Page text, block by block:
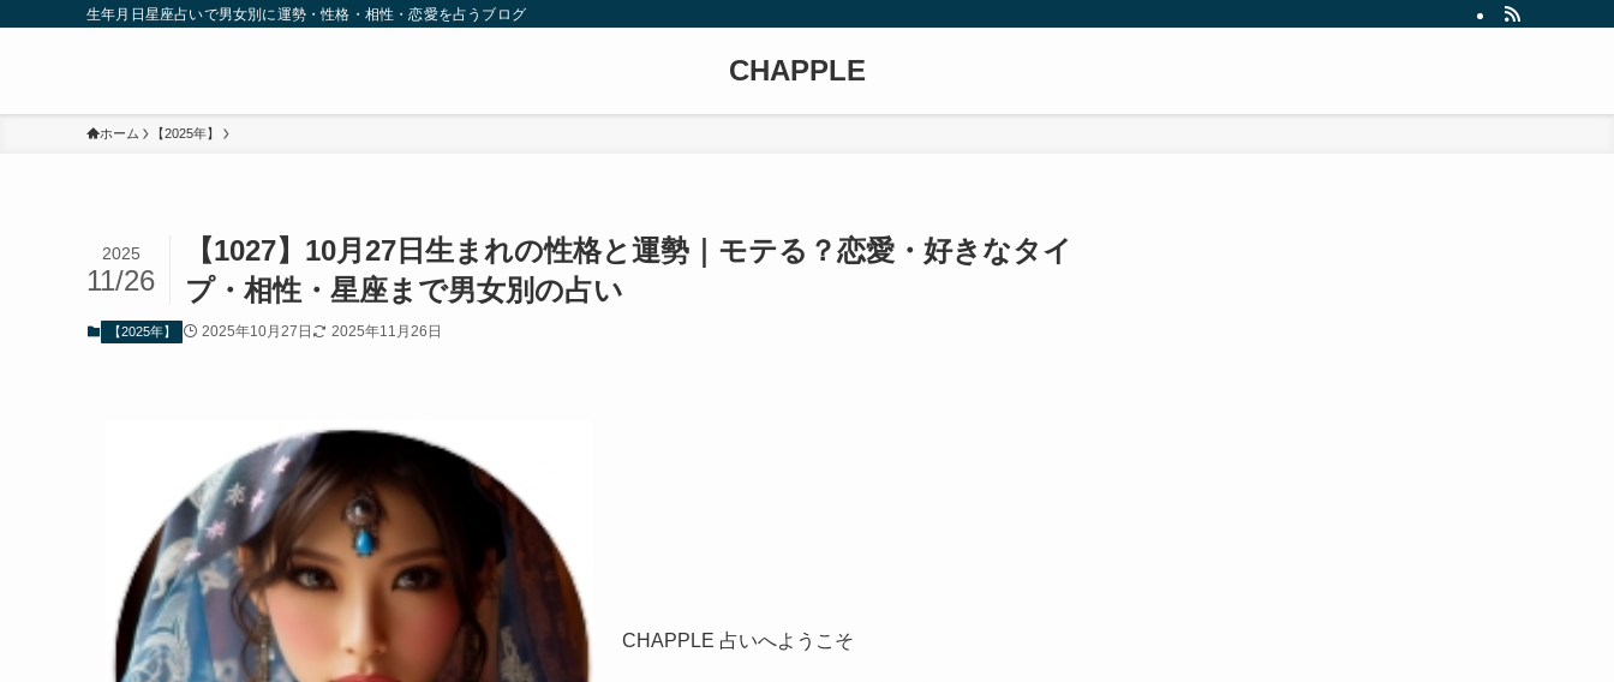
生年月日星座占いで男女別に運勢・性格・相性・恋愛を占うブログ
CHAPPLE
ホーム 【2025年】
【1027】10月27日生まれの性格と運勢｜モテる？恋愛・好きなタイ
プ・相性・星座まで男女別の占い
2025
11/26
【2025年】 2025年10月27日 2025年11月26日
CHAPPLE 占いへようこそ